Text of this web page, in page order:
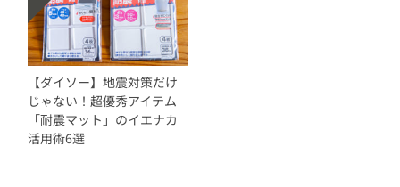
【ダイソー】地震対策だけ
じゃない！超優秀アイテム
「耐震マット」のイエナカ
活用術6選